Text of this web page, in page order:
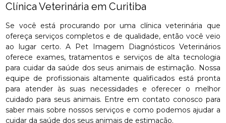
Clínica Veterinária em Curitiba
Se você está procurando por uma clínica veterinária que
ofereça serviços completos e de qualidade, então você veio
ao lugar certo. A Pet Imagem Diagnósticos Veterinários
oferece exames, tratamentos e serviços de alta tecnologia
para cuidar da saúde dos seus animais de estimação. Nossa
equipe de profissionais altamente qualificados está pronta
para atender às suas necessidades e oferecer o melhor
cuidado para seus animais. Entre em contato conosco para
saber mais sobre nossos serviços e como podemos ajudar a
cuidar da saúde dos seus animais de estimação.